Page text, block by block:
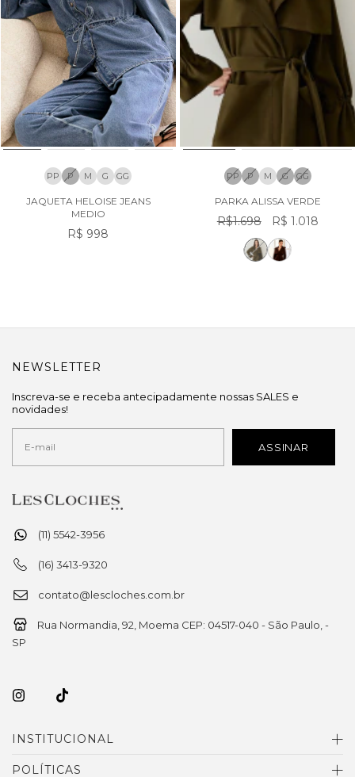
PP P M G GG
JAQUETA HELOISE JEANS
MEDIO
R$ 998
PP P M G GG
PARKA ALISSA VERDE
R$1.698 R$ 1.018
(11) 5542-3956
(16) 3413-9320
contato@lescloches.com.br
Rua Normandia, 92, Moema CEP: 04517-040 - São Paulo, -
SP
INSTITUCIONAL
POLÍTICAS
NEWSLETTER
Inscreva-se e receba antecipadamente nossas SALES e
novidades!